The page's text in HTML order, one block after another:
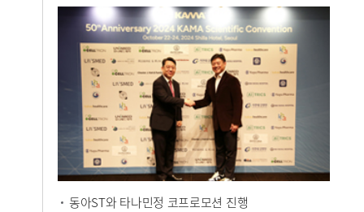
동아ST와 타나민정 코프로모션 진행